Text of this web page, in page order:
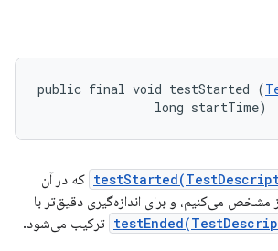
public final void testStarted (
                long startTime)
که در آن
می‌کنیم، و برای اندازه‌گیری دقیق‌تر با
ترکیب می‌شود.